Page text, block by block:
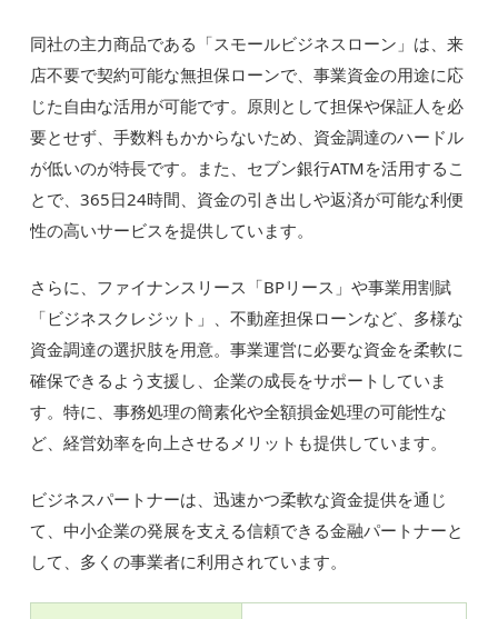
同社の主力商品である「スモールビジネスローン」は、来
店不要で契約可能な無担保ローンで、事業資金の用途に応
じた自由な活用が可能です。原則として担保や保証人を必
要とせず、手数料もかからないため、資金調達のハードル
が低いのが特長です。また、セブン銀行ATMを活用するこ
とで、365日24時間、資金の引き出しや返済が可能な利便
性の高いサービスを提供しています。
さらに、ファイナンスリース「BPリース」や事業用割賦
「ビジネスクレジット」、不動産担保ローンなど、多様な
資金調達の選択肢を用意。事業運営に必要な資金を柔軟に
確保できるよう支援し、企業の成長をサポートしていま
す。特に、事務処理の簡素化や全額損金処理の可能性な
ど、経営効率を向上させるメリットも提供しています。
ビジネスパートナーは、迅速かつ柔軟な資金提供を通じ
て、中小企業の発展を支える信頼できる金融パートナーと
して、多くの事業者に利用されています。